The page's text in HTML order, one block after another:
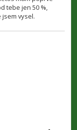
tebe jen 50 %,
vysel.